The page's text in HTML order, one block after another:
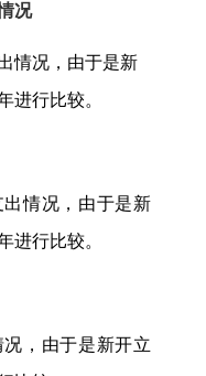
况
情况，由于是新
进行比较。
情况，由于是新
进行比较。
，由于是新开立